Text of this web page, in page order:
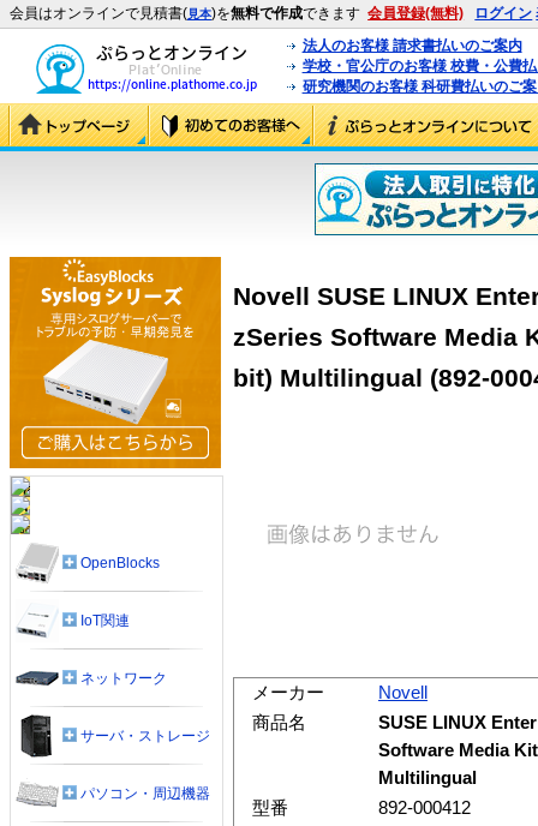
会員はオンラインで見積書(見本)を無料で作成できます 会員登録(無料) ログイン
法人のお客様 請求書払いのご案内
学校・官公庁のお客様 校費・公費
研究機関のお客様 科研費払いのご
Novell SUSE LINUX
zSeries Software Media
bit) Multilingual (892-
メーカー
Novell
商品名
SUSE LINUX
Software Media
Multilingual
型番
892-000412
OpenBlocks
IoT関連
ネットワーク
サーバ・ストレージ
パソコン・周辺機器